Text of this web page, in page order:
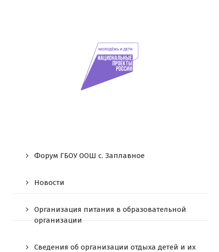
Форум ГБОУ ООШ c. Заплавное
Новости
Организация питания в образовательной
организации
Сведения об организации отдыха детей и их